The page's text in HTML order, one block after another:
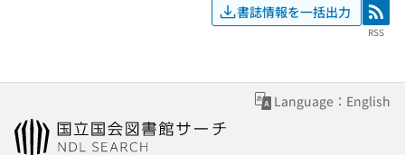
書誌情報を一括出力 RSS
RSS
Language：English